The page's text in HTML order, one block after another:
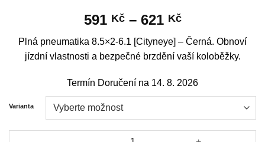
591 Kč – 621 KčRozpětí
cen:
591 Kč
až
621 Kč
Plná pneumatika 8.5×2-6.1 [Cityneye] – Černá. Obnoví
jízdní vlastnosti a bezpečné brzdění vaší koloběžky.
Termín Doručení na 14. 8. 2026
Varianta
Solid Wheel 8.5x2-6.1 [Cityneye] - Black množství